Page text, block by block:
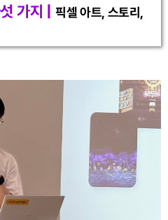
섯 가지 |픽셀 아트, 스토리,